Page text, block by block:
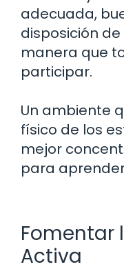
adecuada,
disposición
manera que
participar.
Un ambiente
físico de los
mejor
para
Fomentar
Activa